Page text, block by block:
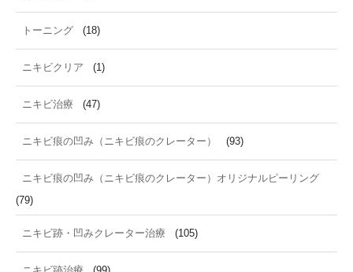
トーニング (18)
ニキビクリア (1)
ニキビ治療 (47)
ニキビ痕の凹み（ニキビ痕のクレーター） (93)
ニキビ痕の凹み（ニキビ痕のクレーター）オリジナルピーリング
(79)
ニキビ跡・凹みクレーター治療 (105)